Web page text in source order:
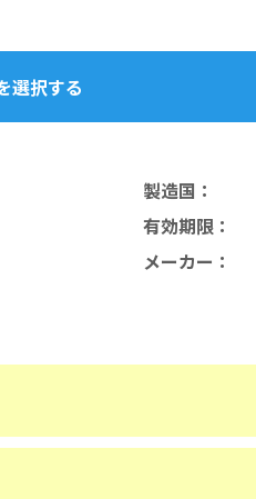
選択する
製造国 ：
有効期限：
メーカー ：